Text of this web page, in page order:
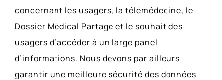
concernant les usagers, la télémédecine, le
Dossier Médical Partagé et le souhait des
usagers d’accéder à un large panel
d’informations. Nous devons par ailleurs
garantir une meilleure sécurité des données